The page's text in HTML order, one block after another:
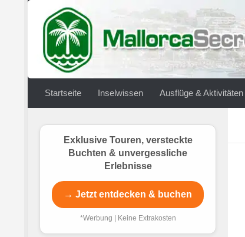
Zum Inhalt springen
Startseite Inselwissen Ausflüge & Aktivitäten
Exklusive Touren, versteckte
Buchten & unvergessliche
Erlebnisse
→ Jetzt entdecken & buchen
*Werbung | Keine Extrakosten